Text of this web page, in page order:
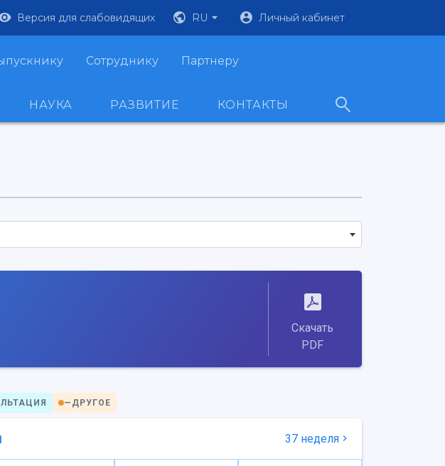
Версия для слабовидящих RU Личный кабинет
Сотруднику Партнеру
НАУКА РАЗВИТИЕ КОНТАКТЫ
Скачать
PDF
— ДРУГОЕ
37 неделя